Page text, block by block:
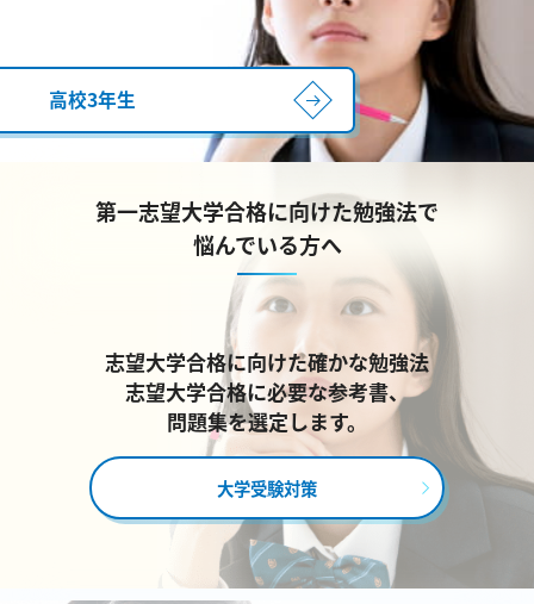
高校3年生
第一志望大学合格に向けた勉強法で
悩んでいる方へ
志望大学合格に向けた確かな勉強法
志望大学合格に必要な参考書、
問題集を選定します。
大学受験対策